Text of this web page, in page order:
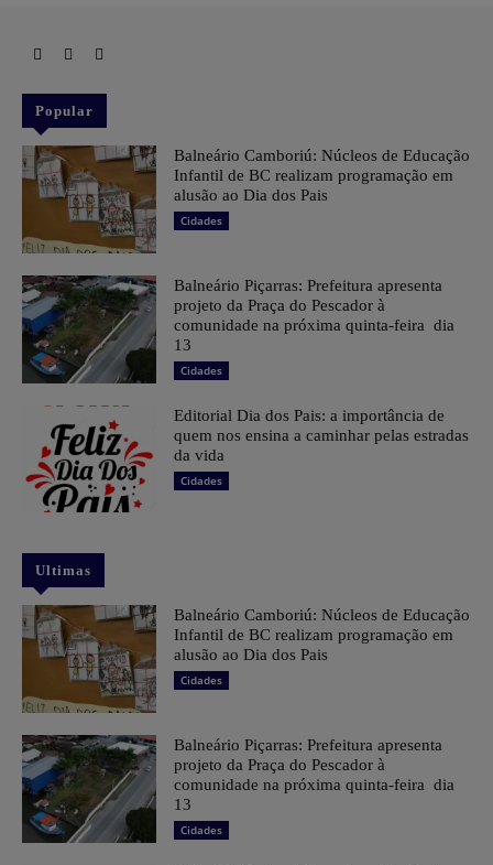
Popular
Balneário Camboriú: Núcleos de Educação
Infantil de BC realizam programação em
alusão ao Dia dos Pais
Cidades
Balneário Piçarras: Prefeitura apresenta
projeto da Praça do Pescador à
comunidade na próxima quinta-feira dia
13
Cidades
Editorial Dia dos Pais: a importância de
quem nos ensina a caminhar pelas estradas
da vida
Cidades
Ultimas
Balneário Camboriú: Núcleos de Educação
Infantil de BC realizam programação em
alusão ao Dia dos Pais
Cidades
Balneário Piçarras: Prefeitura apresenta
projeto da Praça do Pescador à
comunidade na próxima quinta-feira dia
13
Cidades